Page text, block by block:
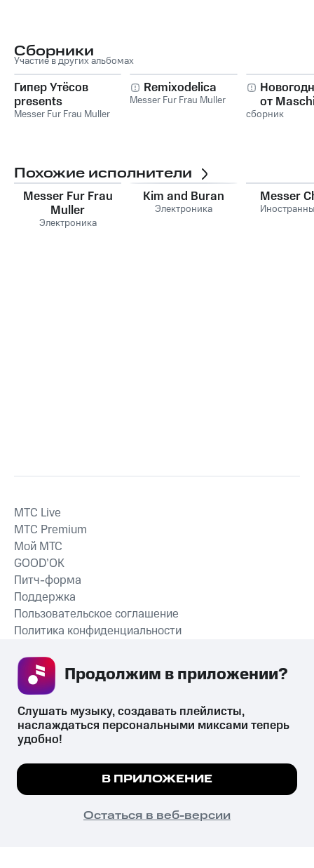
Сборники
Участие в других альбомах
Гипер Утёсов
presents
Messer Fur Frau Muller
Remixodelica
Messer Fur Frau Muller
от
Records
сборник
Похожие исполнители
Messer Fur Frau
Muller
Электроника
Kim and Buran
Электроника
Messer
СКАЧАТЬ ПРИЛОЖЕНИЕ
MTС Live
MTС Premium
Мой МТС
GOOD’OK
Питч-форма
Поддержка
Пользовательское соглашение
Политика конфиденциальности
психотропных веществ, их аналогов причиняет вред здоровью,
их незаконный оборот запрещён и влечёт установленную
законодательством ответственность.
© 2026 ООО «КИОН».
Все права защищены
Мы используем куки, чтобы на сайте все
Подробнее
ПОНЯТНО
Слушать музыку, создавать плейлисты,
наслаждаться персональными миксами теперь
удобно!
В ПРИЛОЖЕНИЕ
Остаться в веб-версии